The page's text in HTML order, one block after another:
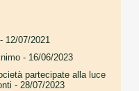
- 12/07/2021
- 16/06/2023
partecipate alla luce
- 28/07/2023